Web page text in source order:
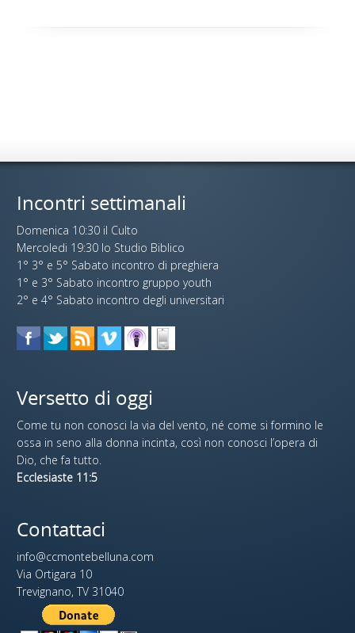
Incontri settimanali
Domenica 10:30 il Culto
Mercoledi 19:30 lo Studio Biblico
1° 3° e 5° Sabato incontro di preghiera
1° e 3° Sabato incontro gruppo youth
2° e 4° Sabato incontro degli universitari
Versetto di oggi
Come tu non conosci la via del vento, né come si formino le
ossa in seno alla donna incinta, così non conosci l’opera di
Dio, che fa tutto.
Ecclesiaste 11:5
Contattaci
info@ccmontebelluna.com
Via Ortigara 10
Trevignano, TV 31040